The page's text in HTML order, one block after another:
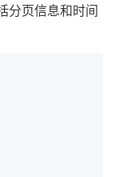
分页信息和时间